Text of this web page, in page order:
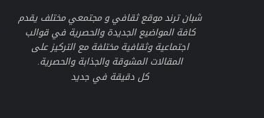
شبان ترند موقع ثقافي و مجتمعي مختلف يقدم
كافة المواضيع الجديدة والحصرية في قوالب
اجتماعية وثقافية مختلفة مع التركيز على
المقالات المشوقة والجذابة والحصرية.
كل دقيقة في جديد